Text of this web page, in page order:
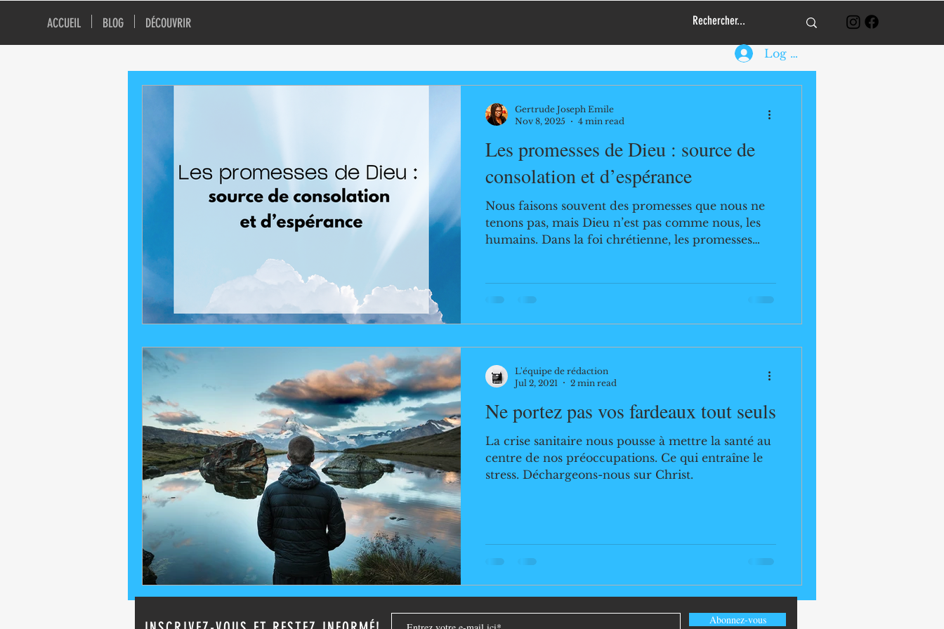
ACCUEIL BLOG DÉCOUVRIR
Log In
Les promesses de Dieu : source de
consolation et d’espérance
Nous faisons souvent des promesses que nous ne
tenons pas, mais Dieu n’est pas comme nous, les
humains. Dans la foi chrétienne, les promesses
pour son peuple. À travers les Écritures saintes,
Dieu révèle son amour et sa compassion envers
qui p
Gertrude Joseph Emile
Nov 8, 2025
4 min read
Ne portez pas vos fardeaux tout seuls
La crise sanitaire nous pousse à mettre la santé au
centre de nos préoccupations. Ce qui entraîne le
stress. Déchargeons-nous sur Christ.
L'équipe de rédaction
Jul 2, 2021
2 min read
Abonnez-vous